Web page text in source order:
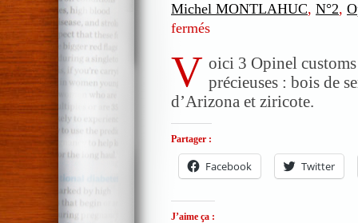
Michel MONTLAHUC, N°2,
fermés
customs
en
bois
exotiques
et
précieux
V oici 3 Opinel customs
précieuses : bois de
d’Arizona et ziricote.
Partager :
Facebook Twitter
J’aime ça :